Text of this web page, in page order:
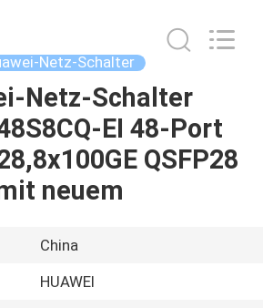
Netz-Schalter
Netz-Schalter
EI 48-Port
QSFP28
neuem
China
HUAWEI